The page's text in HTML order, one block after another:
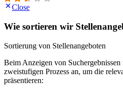
Close
Wie sortieren wir
Sortierung von Stellenangeboten
Beim Anzeigen von
zweistufigen Prozess an, um die
präsentieren: